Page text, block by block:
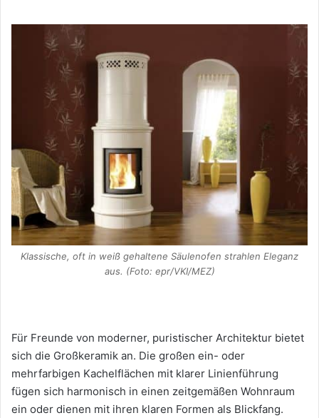
Klassische, oft in weiß gehaltene Säulenofen strahlen Eleganz
aus. (Foto: epr/VKI/MEZ)
Für Freunde von moderner, puristischer Architektur bietet
sich die Großkeramik an. Die großen ein- oder
mehrfarbigen Kachelflächen mit klarer Linienführung
fügen sich harmonisch in einen zeitgemäßen Wohnraum
ein oder dienen mit ihren klaren Formen als Blickfang.